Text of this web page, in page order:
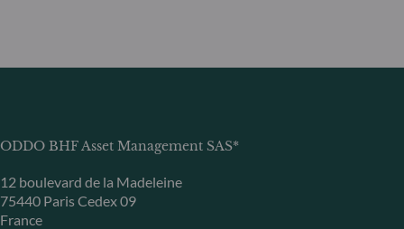
ODDO BHF Asset Management SAS*
12 boulevard de la Madeleine
75440 Paris Cedex 09
France